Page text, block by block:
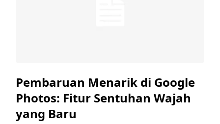
Pembaruan Menarik di Google
Photos: Fitur Sentuhan Wajah
yang Baru